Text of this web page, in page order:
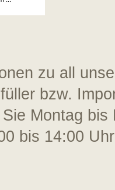
zu all
bzw.
Montag
bis 14:00